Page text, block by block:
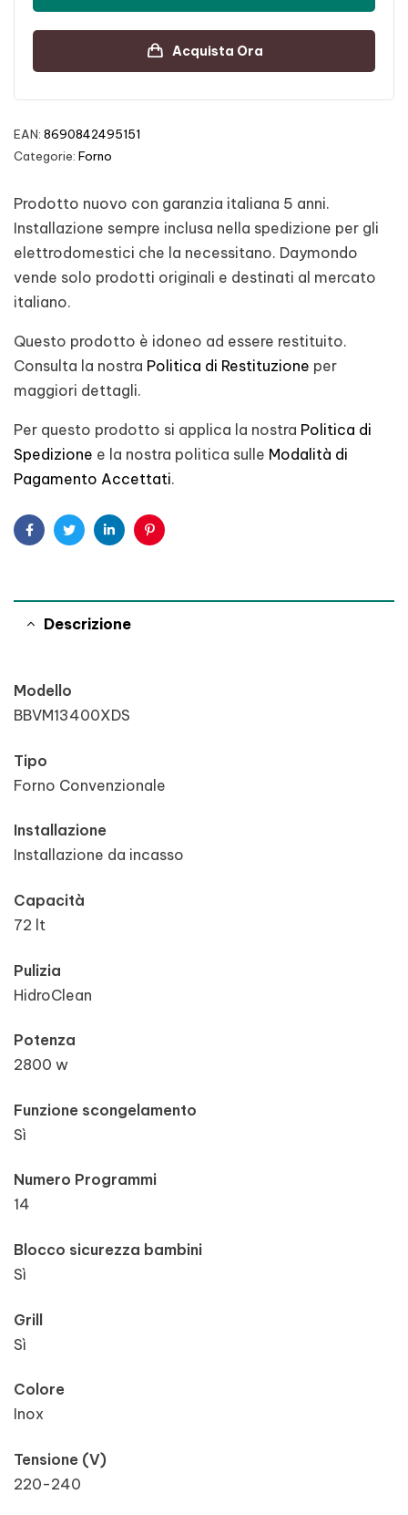
Acquista Ora
EAN: 8690842495151
Categorie: Forno
Prodotto nuovo con garanzia italiana 5 anni.
Installazione sempre inclusa nella spedizione per gli
elettrodomestici che la necessitano. Daymondo
vende solo prodotti originali e destinati al mercato
italiano.
Questo prodotto è idoneo ad essere restituito.
Consulta la nostra Politica di Restituzione per
maggiori dettagli.
Per questo prodotto si applica la nostra Politica di
Spedizione e la nostra politica sulle Modalità di
Pagamento Accettati.
FacebookTwitterLinkedinPinterest
Descrizione
Modello
BBVM13400XDS
Tipo
Forno Convenzionale
Installazione
Installazione da incasso
Capacità
72 lt
Pulizia
HidroClean
Potenza
2800 w
Funzione scongelamento
Sì
Numero Programmi
14
Blocco sicurezza bambini
Sì
Grill
Sì
Colore
Inox
Tensione (V)
220-240